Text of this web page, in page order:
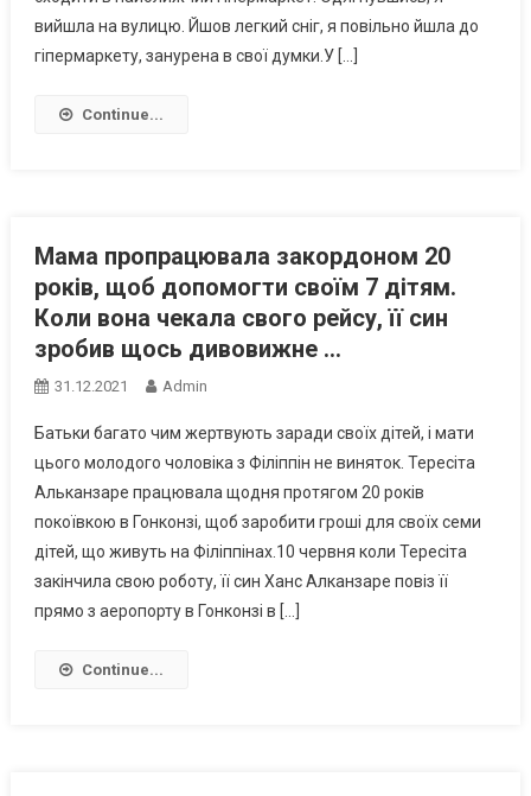
вийшла на вулицю. Йшов легкий сніг, я повільно йшла до
гіпермаркету, занурена в свої думки.У […]
Continue...
Мама пропрацювала закордоном 20
років, щоб допомогти своїм 7 дітям.
Коли вона чекала свого рейсу, її син
зробив щось дивовижне …
31.12.2021 Admin
Батьки багато чим жертвують заради своїх дітей, і мати
цього молодого чоловіка з Філіппін не виняток. Тересіта
Альканзаре працювала щодня протягом 20 років
покоївкою в Гонконзі, щоб заробити гроші для своїх семи
дітей, що живуть на Філіппінах.10 червня коли Тересіта
закінчила свою роботу, її син Ханс Алканзаре повіз її
прямо з аеропорту в Гонконзі в […]
Continue...